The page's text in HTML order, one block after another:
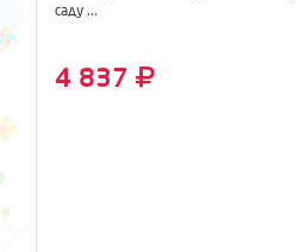
саду ...
4 837